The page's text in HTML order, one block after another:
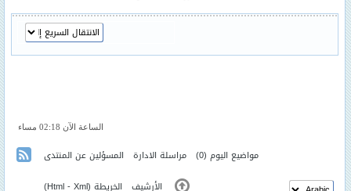
الساعة الآن 02:18 مساء
المسؤلين عن المنتدى مراسلة الادارة مواضيع اليوم (0)
الخريطة (
Html-Xml
) الأرشيف